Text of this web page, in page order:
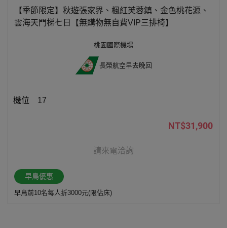
【季節限定】秋遊張家界、楓紅芙蓉鎮、金色桃花源、
雲海天門梯七日【無購物無自費VIP三排椅】
桃園國際機場
長榮航空早去晚回
17
NT$31,900
請來電洽詢
早鳥優惠
早鳥前10名每人折3000元(限佔床)